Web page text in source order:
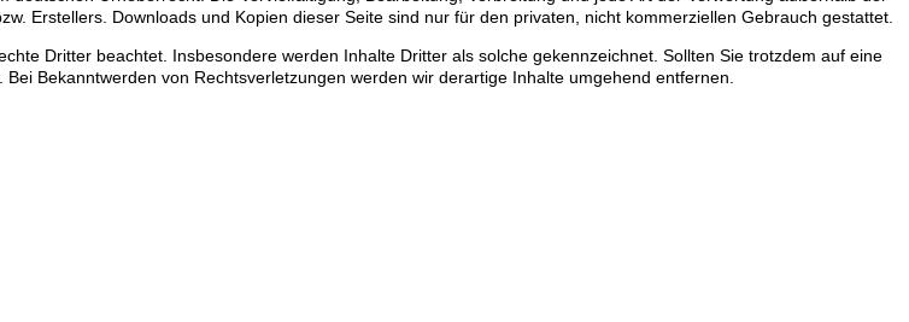
Erstellers. Downloads und Kopien dieser Seite sind nur für den privaten, nicht kommerziellen Gebrauch gestattet.
Dritter beachtet. Insbesondere werden Inhalte Dritter als solche gekennzeichnet. Sollten Sie trotzdem auf eine
Bekanntwerden von Rechtsverletzungen werden wir derartige Inhalte umgehend entfernen.